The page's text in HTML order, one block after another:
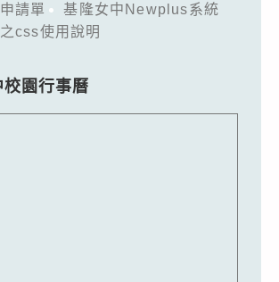
請單
基隆女中Newplus系統
css使用說明
園行事曆